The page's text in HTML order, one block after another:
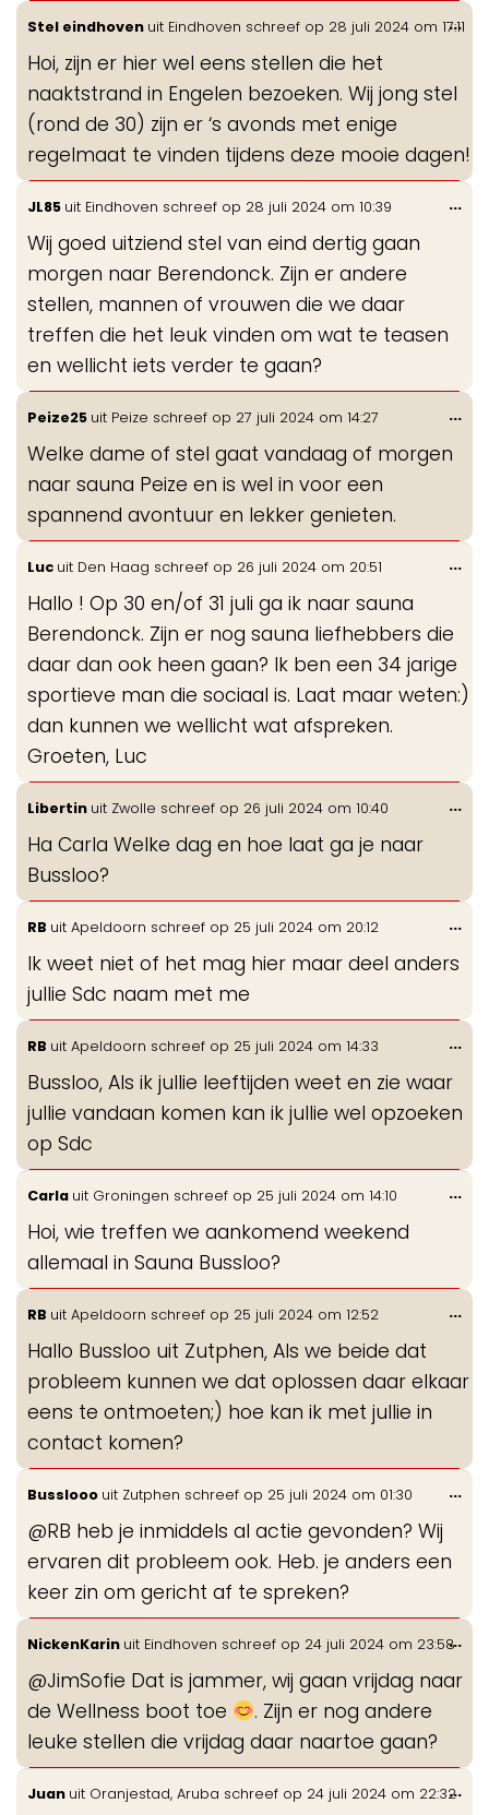
Stel eindhoven uit Eindhoven schreef op 28 juli 2024 om 17:11
Hoi, zijn er hier wel eens stellen die het
naaktstrand in Engelen bezoeken. Wij jong stel
(rond de 30) zijn er ‘s avonds met enige
regelmaat te vinden tijdens deze mooie dagen!
...
JL85 uit Eindhoven schreef op 28 juli 2024 om 10:39
Wij goed uitziend stel van eind dertig gaan
morgen naar Berendonck. Zijn er andere
stellen, mannen of vrouwen die we daar
treffen die het leuk vinden om wat te teasen
en wellicht iets verder te gaan?
...
Peize25 uit Peize schreef op 27 juli 2024 om 14:27
Welke dame of stel gaat vandaag of morgen
naar sauna Peize en is wel in voor een
spannend avontuur en lekker genieten.
...
Luc uit Den Haag schreef op 26 juli 2024 om 20:51
Hallo ! Op 30 en/of 31 juli ga ik naar sauna
Berendonck. Zijn er nog sauna liefhebbers die
daar dan ook heen gaan? Ik ben een 34 jarige
sportieve man die sociaal is. Laat maar weten:)
dan kunnen we wellicht wat afspreken.
Groeten, Luc
...
Libertin uit Zwolle schreef op 26 juli 2024 om 10:40
Ha Carla Welke dag en hoe laat ga je naar
Bussloo?
...
RB uit Apeldoorn schreef op 25 juli 2024 om 20:12
Ik weet niet of het mag hier maar deel anders
jullie Sdc naam met me
...
RB uit Apeldoorn schreef op 25 juli 2024 om 14:33
Bussloo, Als ik jullie leeftijden weet en zie waar
jullie vandaan komen kan ik jullie wel opzoeken
op Sdc
...
Carla uit Groningen schreef op 25 juli 2024 om 14:10
Hoi, wie treffen we aankomend weekend
allemaal in Sauna Bussloo?
...
RB uit Apeldoorn schreef op 25 juli 2024 om 12:52
Hallo Bussloo uit Zutphen, Als we beide dat
probleem kunnen we dat oplossen daar elkaar
eens te ontmoeten;) hoe kan ik met jullie in
contact komen?
...
Busslooo uit Zutphen schreef op 25 juli 2024 om 01:30
@RB heb je inmiddels al actie gevonden? Wij
ervaren dit probleem ook. Heb. je anders een
keer zin om gericht af te spreken?
...
NickenKarin uit Eindhoven schreef op 24 juli 2024 om 23:58
@JimSofie Dat is jammer, wij gaan vrijdag naar
de Wellness boot toe
. Zijn er nog andere
leuke stellen die vrijdag daar naartoe gaan?
...
Juan uit Oranjestad, Aruba schreef op 24 juli 2024 om 22:32...